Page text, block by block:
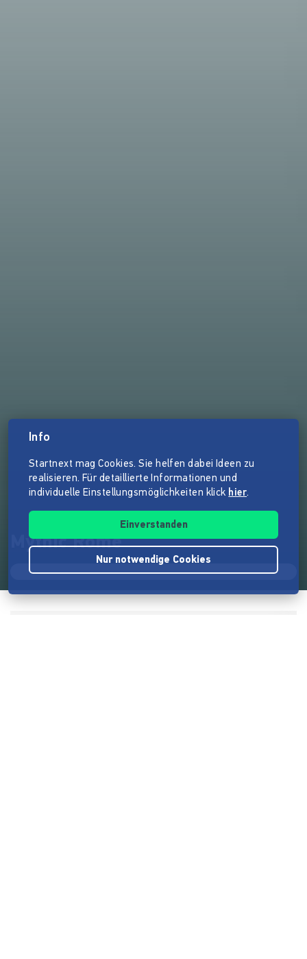
Mythic Rome
Info
Startnext mag Cookies. Sie helfen dabei Ideen zu
realisieren. Für detaillierte Informationen und
individuelle Einstellungsmöglichkeiten klick hier.
Einverstanden
Nur notwendige Cookies